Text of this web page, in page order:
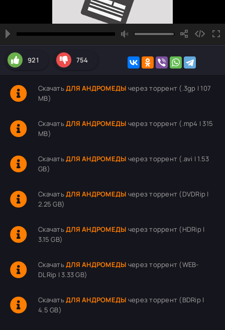
921 754
СкачатьДЛЯ АНДРОМЕДЫ через торрент (.3gp | 107
MB)
СкачатьДЛЯ АНДРОМЕДЫ через торрент (.mp4 | 315
MB)
СкачатьДЛЯ АНДРОМЕДЫ через торрент (.avi | 1.53
GB)
СкачатьДЛЯ АНДРОМЕДЫ через торрент (DVDRip |
2.25 GB)
СкачатьДЛЯ АНДРОМЕДЫ через торрент (HDRip |
3.15 GB)
СкачатьДЛЯ АНДРОМЕДЫ через торрент (WEB-
DLRip | 3.33 GB)
СкачатьДЛЯ АНДРОМЕДЫ через торрент (BDRip |
4.5 GB)